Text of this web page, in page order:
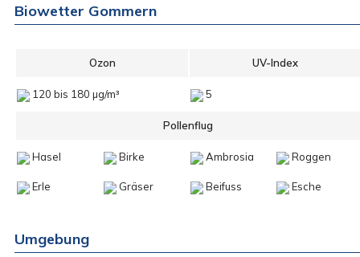
Biowetter Gommern
Ozon UV-Index
120 bis 180 µg/m³ 5
Pollenflug
Hasel Birke Ambrosia Roggen
Erle Gräser Beifuss Esche
Umgebung